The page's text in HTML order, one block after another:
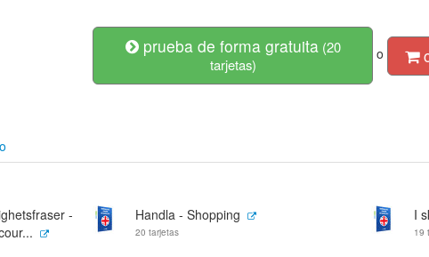
prueba de forma gratuita (20
tarjetas)
o
-
Handla - Shopping
20 tarjetas
I
19